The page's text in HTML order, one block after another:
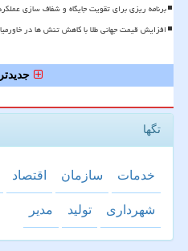
برنامه ریزی برای تقویت جایگاه و شفاف سازی
افزایش قیمت جهانی طلا با کاهش تنش ها در
تگها
خدمات سازمان اقتصاد
شهرداری تولید مدیر